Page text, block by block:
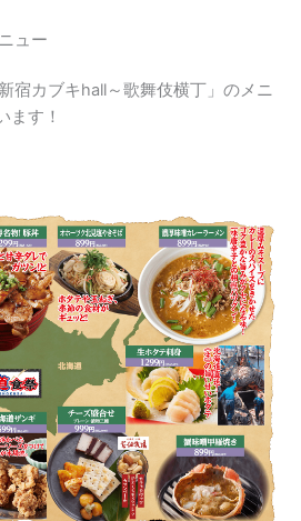
ュー
宿カブキhall～歌舞伎横丁」のメニ
ます！